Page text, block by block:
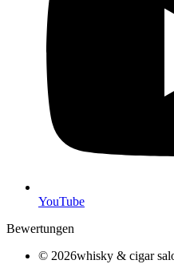
YouTube
Bewertungen
© 2026whisky & cigar